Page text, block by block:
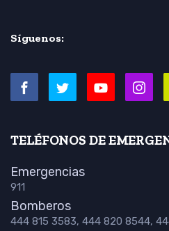
Síguenos:
TELÉFONOS DE
Emergencias
911
Bomberos
444 815 3583, 444 820 8544,